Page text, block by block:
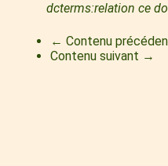
dcterms:relation ce
← Contenu
Contenu suivant →